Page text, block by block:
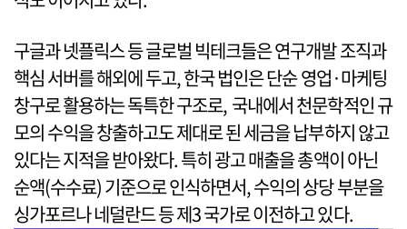
구글과 넷플릭스 등 글로벌 빅테크들은 연구개발 조직과
핵심 서버를 해외에 두고, 한국 법인은 단순 영업·마케팅
창구로 활용하는 독특한 구조로, 국내에서 천문학적인 규
모의 수익을 창출하고도 제대로 된 세금을 납부하지 않고
있다는 지적을 받아왔다. 특히 광고 매출을 총액이 아닌
순액(수수료) 기준으로 인식하면서, 수익의 상당 부분을
싱가포르나 네덜란드 등 제3 국가로 이전하고 있다.